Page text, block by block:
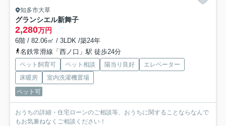
知多市大草
グランシエル新舞子
2,280万円
6階 / 82.06㎡ / 3LDK /築24年
名鉄常滑線「西ノ口」駅 徒歩24分
ペット飼育可 ペット相談 陽当り良好
エレベーター
床暖房
室内洗濯機置場
ペット可
おうちの詳細・住宅ローンのご相談等、おうちに関することならなんで
もお気兼ねなくご相談ください！